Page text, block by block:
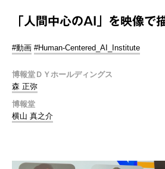
「人間中心のAI」を映像で
#動画 #Human-Centered_AI_Institute
博報堂ＤＹホールディングス
森 正弥
博報堂
横山 真之介